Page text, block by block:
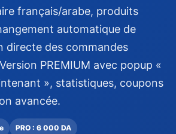
français/arabe, produits
automatique de
directe des commandes
PREMIUM avec popup «
», statistiques, coupons
avancée.
PRO : 6 000 DA